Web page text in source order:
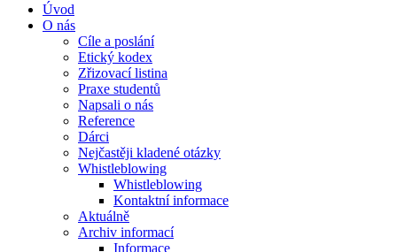
Úvod
O nás
Cíle a poslání
Etický kodex
Zřizovací listina
Praxe studentů
Napsali o nás
Reference
Dárci
Nejčastěji kladené otázky
Whistleblowing
Whistleblowing
Kontaktní informace
Aktuálně
Archiv informací
Informace